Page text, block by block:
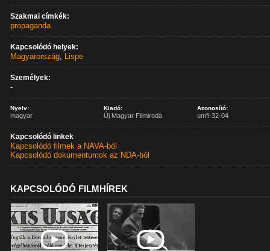
Szakmai címkék:
propaganda
Kapcsolódó helyek:
Magyarország, Lispe
Személyek:
-
Nyelv:
magyar
Kiadó:
Új Magyar Filmiroda
Azonosító:
umfi-32-04
Kapcsolódó linkek
Kapcsolódó filmek a NAVA-ból
Kapcsolódó dokumentumok az NDA-ból
KAPCSOLÓDÓ FILMHÍREK